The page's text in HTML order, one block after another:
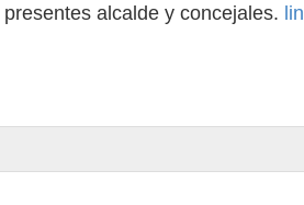
alcalde y concejales.